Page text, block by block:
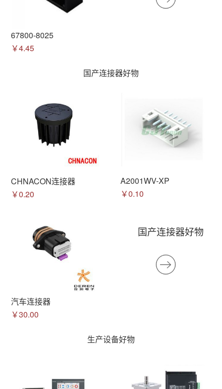
67800-8025
￥4.45
国产连接器好物
CHNACON连接器
￥0.20
A2001WV-XP
￥0.10
汽车连接器
￥30.00
国产连接器好物
生产设备好物